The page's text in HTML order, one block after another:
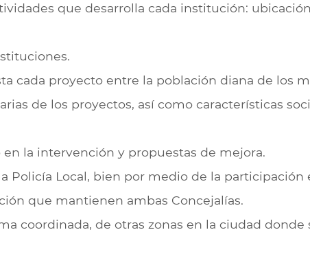
que desarrolla cada institución:
cada proyecto entre la población diana de los
de los proyectos, así como características
la intervención y propuestas de mejora.
Policía Local, bien por medio de la
que mantienen ambas Concejalías.
coordinada, de otras zonas en la ciudad donde